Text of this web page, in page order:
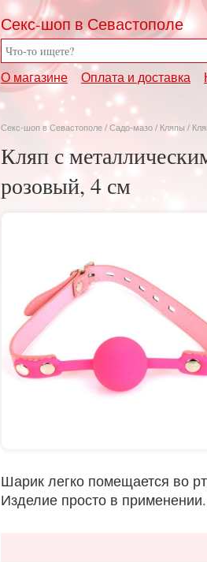
Секс-шоп в Севастополе
О магазине Оплата и доставка
Секс-шоп в Севастополе / Садо-мазо / Кляпы /
Кляп с
розовый, 4 см
Шарик легко помещается во
Изделие просто в